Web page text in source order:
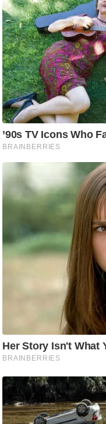
g
N
e
w
s
ला
इ
फ
स्टा
इ
ल
टे
क्नॉ
ब्यू
टी
घ
रे
नु
स्खे
प